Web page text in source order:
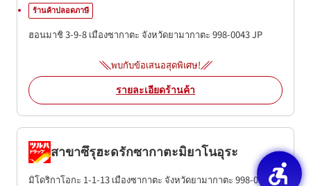
ร้านค้าปลอดภาษี
ฮอนมาชิ 3-9-8 เมืองซากาตะ จังหวัดยามากาตะ 998-0043JP
พบกับข้อเสนอสุดพิเศษ!
รายละเอียดร้านค้า
สาขาซึรุฮะดรักซากาตะมิยาโนอุระ
มิโดริกาโอกะ 1-1-13 เมืองซากาตะ จังหวัดยามากาตะ 998-0052